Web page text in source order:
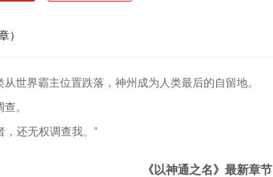
）
世界霸主位置跌落，神州成为人类最后的自留地。
。
，还无权调查我。”
《以神通之名》最新章节